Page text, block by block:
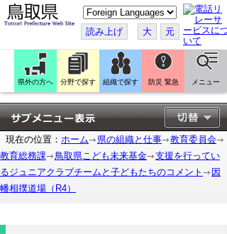
こ
の
ペ
ー
ジ
翻
訳
す
る
読み上げ 大 元
県外の方へ 分野で探す 組織で探す 防災 緊急 メニュー
現在の位置： ホーム 県の組織と仕事
教育委員会
教育総務課
鳥取県こども未来基金
支援を行ってい
るジュニアクラブチームと子どもたちのコメント
因
幡相撲道場（R4）